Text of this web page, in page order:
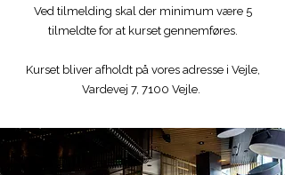
Ved tilmelding skal der minimum være 5
tilmeldte for at kurset gennemføres.
Kurset bliver afholdt på vores adresse i Vejle,
Vardevej 7, 7100 Vejle.